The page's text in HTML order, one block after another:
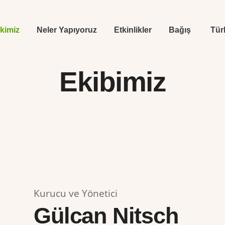
Neler Yapıyoruz Etkinlikler Bağış
Ekibimiz
Kurucu ve Yönetici
Gülcan Nitsch